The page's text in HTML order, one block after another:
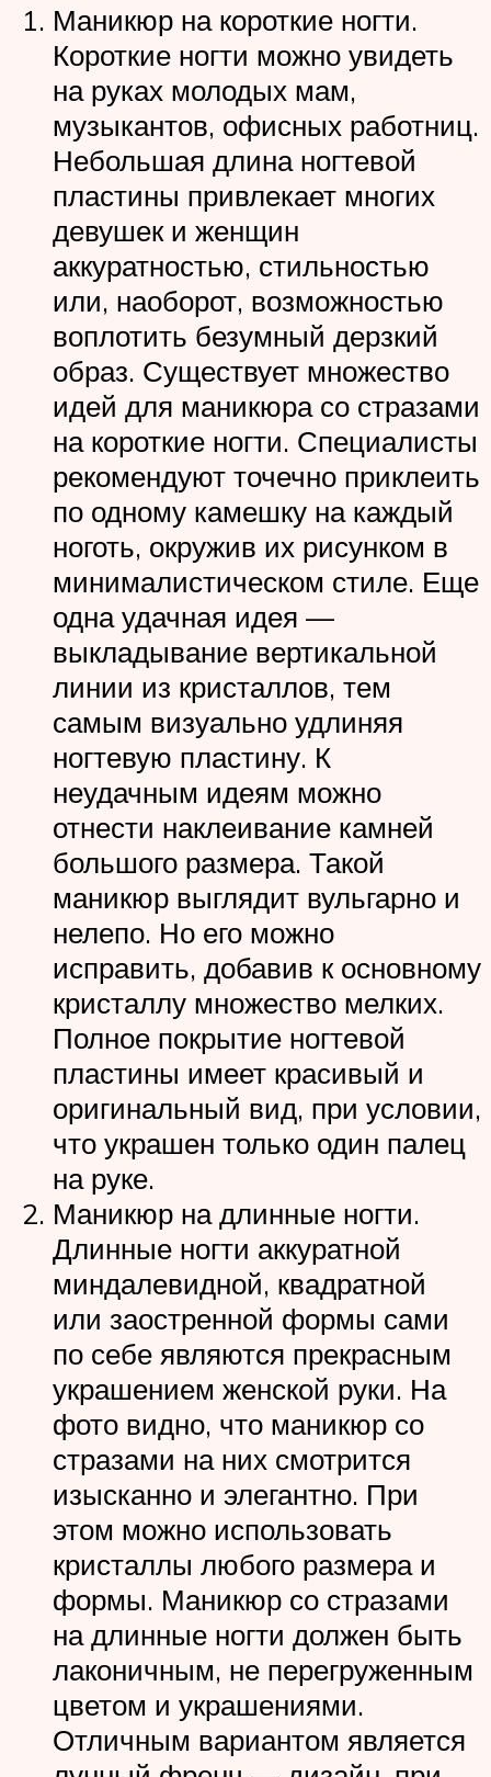
Маникюр на короткие ногти.
Короткие ногти можно увидеть
на руках молодых мам,
музыкантов, офисных работниц.
Небольшая длина ногтевой
пластины привлекает многих
девушек и женщин
аккуратностью, стильностью
или, наоборот, возможностью
воплотить безумный дерзкий
образ. Существует множество
идей для маникюра со стразами
на короткие ногти. Специалисты
рекомендуют точечно приклеить
по одному камешку на каждый
ноготь, окружив их рисунком в
минималистическом стиле. Еще
одна удачная идея —
выкладывание вертикальной
линии из кристаллов, тем
самым визуально удлиняя
ногтевую пластину. К
неудачным идеям можно
отнести наклеивание камней
большого размера. Такой
маникюр выглядит вульгарно и
нелепо. Но его можно
исправить, добавив к основному
кристаллу множество мелких.
Полное покрытие ногтевой
пластины имеет красивый и
оригинальный вид, при условии,
что украшен только один палец
на руке.
Маникюр на длинные ногти.
Длинные ногти аккуратной
миндалевидной, квадратной
или заостренной формы сами
по себе являются прекрасным
украшением женской руки. На
фото видно, что маникюр со
стразами на них смотрится
изысканно и элегантно. При
этом можно использовать
кристаллы любого размера и
формы. Маникюр со стразами
на длинные ногти должен быть
лаконичным, не перегруженным
цветом и украшениями.
Отличным вариантом является